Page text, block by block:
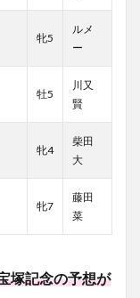
牝5
ルメ
ー
牡5
川又
賢
牝4
柴田
大
牝7
藤田
菜
塚記念の予想が